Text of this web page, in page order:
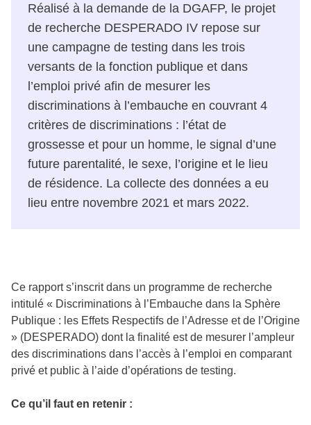
Réalisé à la demande de la DGAFP, le projet
de recherche DESPERADO IV repose sur
une campagne de testing dans les trois
versants de la fonction publique et dans
l’emploi privé afin de mesurer les
discriminations à l’embauche en couvrant 4
critères de discriminations : l’état de
grossesse et pour un homme, le signal d’une
future parentalité, le sexe, l’origine et le lieu
de résidence. La collecte des données a eu
lieu entre novembre 2021 et mars 2022.
Ce rapport s’inscrit dans un programme de recherche
intitulé « Discriminations à l’Embauche dans la Sphère
Publique : les Effets Respectifs de l’Adresse et de l’Origine
» (DESPERADO) dont la finalité est de mesurer l’ampleur
des discriminations dans l’accès à l’emploi en comparant
privé et public à l’aide d’opérations de testing.
Ce qu’il faut en retenir :